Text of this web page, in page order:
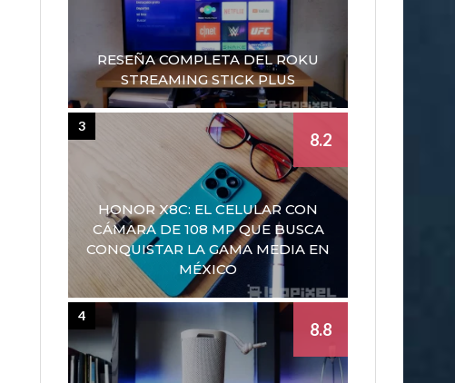
RESEÑA COMPLETA DEL ROKU
STREAMING STICK PLUS
HONOR X8C: EL CELULAR CON
CÁMARA DE 108 MP QUE BUSCA
CONQUISTAR LA GAMA MEDIA EN
MÉXICO
8.2
3
8.8
4